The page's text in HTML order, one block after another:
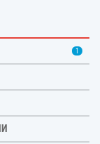
1